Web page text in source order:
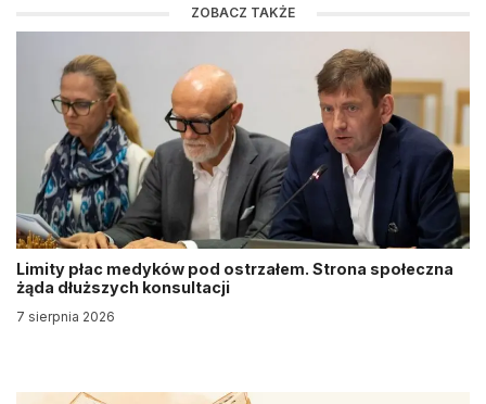
ZOBACZ TAKŻE
Limity płac medyków pod ostrzałem. Strona społeczna
żąda dłuższych konsultacji
7 sierpnia 2026